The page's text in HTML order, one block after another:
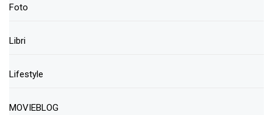
Foto
Libri
Lifestyle
MOVIEBLOG